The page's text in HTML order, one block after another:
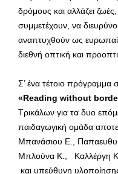
δρόμους και αλλάζει
συμμετέχουν, να
αναπτυχθούν ως
διεθνή οπτική και
Σ’ ένα τέτοιο πρόγραμμα
«Reading without
Τρικάλων για τα δυο
παιδαγωγική ομάδα
Μπανάσιου Ε.,
Μπλούνα Κ., Καλλέργη
και υπεύθυνη